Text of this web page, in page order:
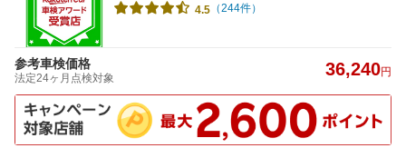
4.5 （244件）
参考車検価格
法定24ヶ月点検対象 36,240円